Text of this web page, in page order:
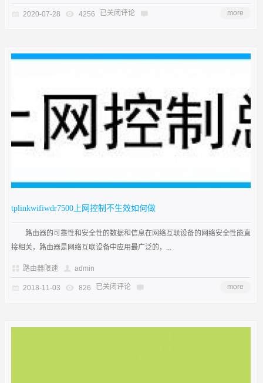
2020-07-28 4256 已关闭评论 more
tplinkwifiwdr7500上网控制不生效如何做
路由器的可靠性和安全性的数据和信息在网络互联设备的网络安全性能直
接相关，路由器是网络互联设备中应用最广泛的，...
路由器限速 admin
2018-11-03 826 已关闭评论 more